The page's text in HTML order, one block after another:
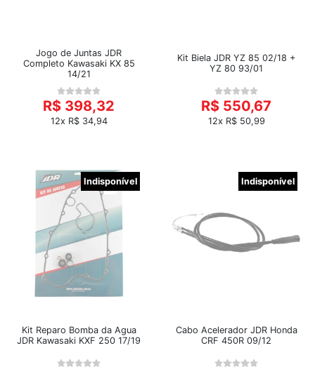
Jogo de Juntas JDR
Completo Kawasaki KX 85
14/21
R$ 398,32
12x R$ 34,94
Kit Biela JDR YZ 85 02/18 +
YZ 80 93/01
R$ 550,67
12x R$ 50,99
Indisponível
Kit Reparo Bomba da Agua
JDR Kawasaki KXF 250 17/19
Indisponível
Cabo Acelerador JDR Honda
CRF 450R 09/12